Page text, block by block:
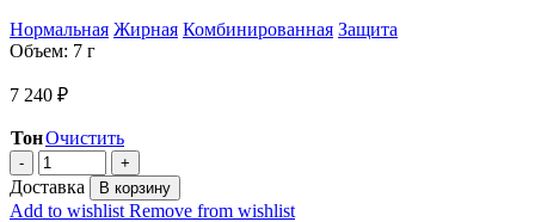
Нормальная Жирная Комбинированная Защита
Объем: 7 г
7 240 ₽
ТонОчистить
Доставка В корзину
Add to wishlist Remove from wishlist